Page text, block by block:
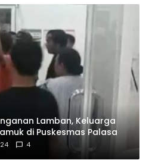
Lamban, Keluarga
di Puskesmas Palasa
4